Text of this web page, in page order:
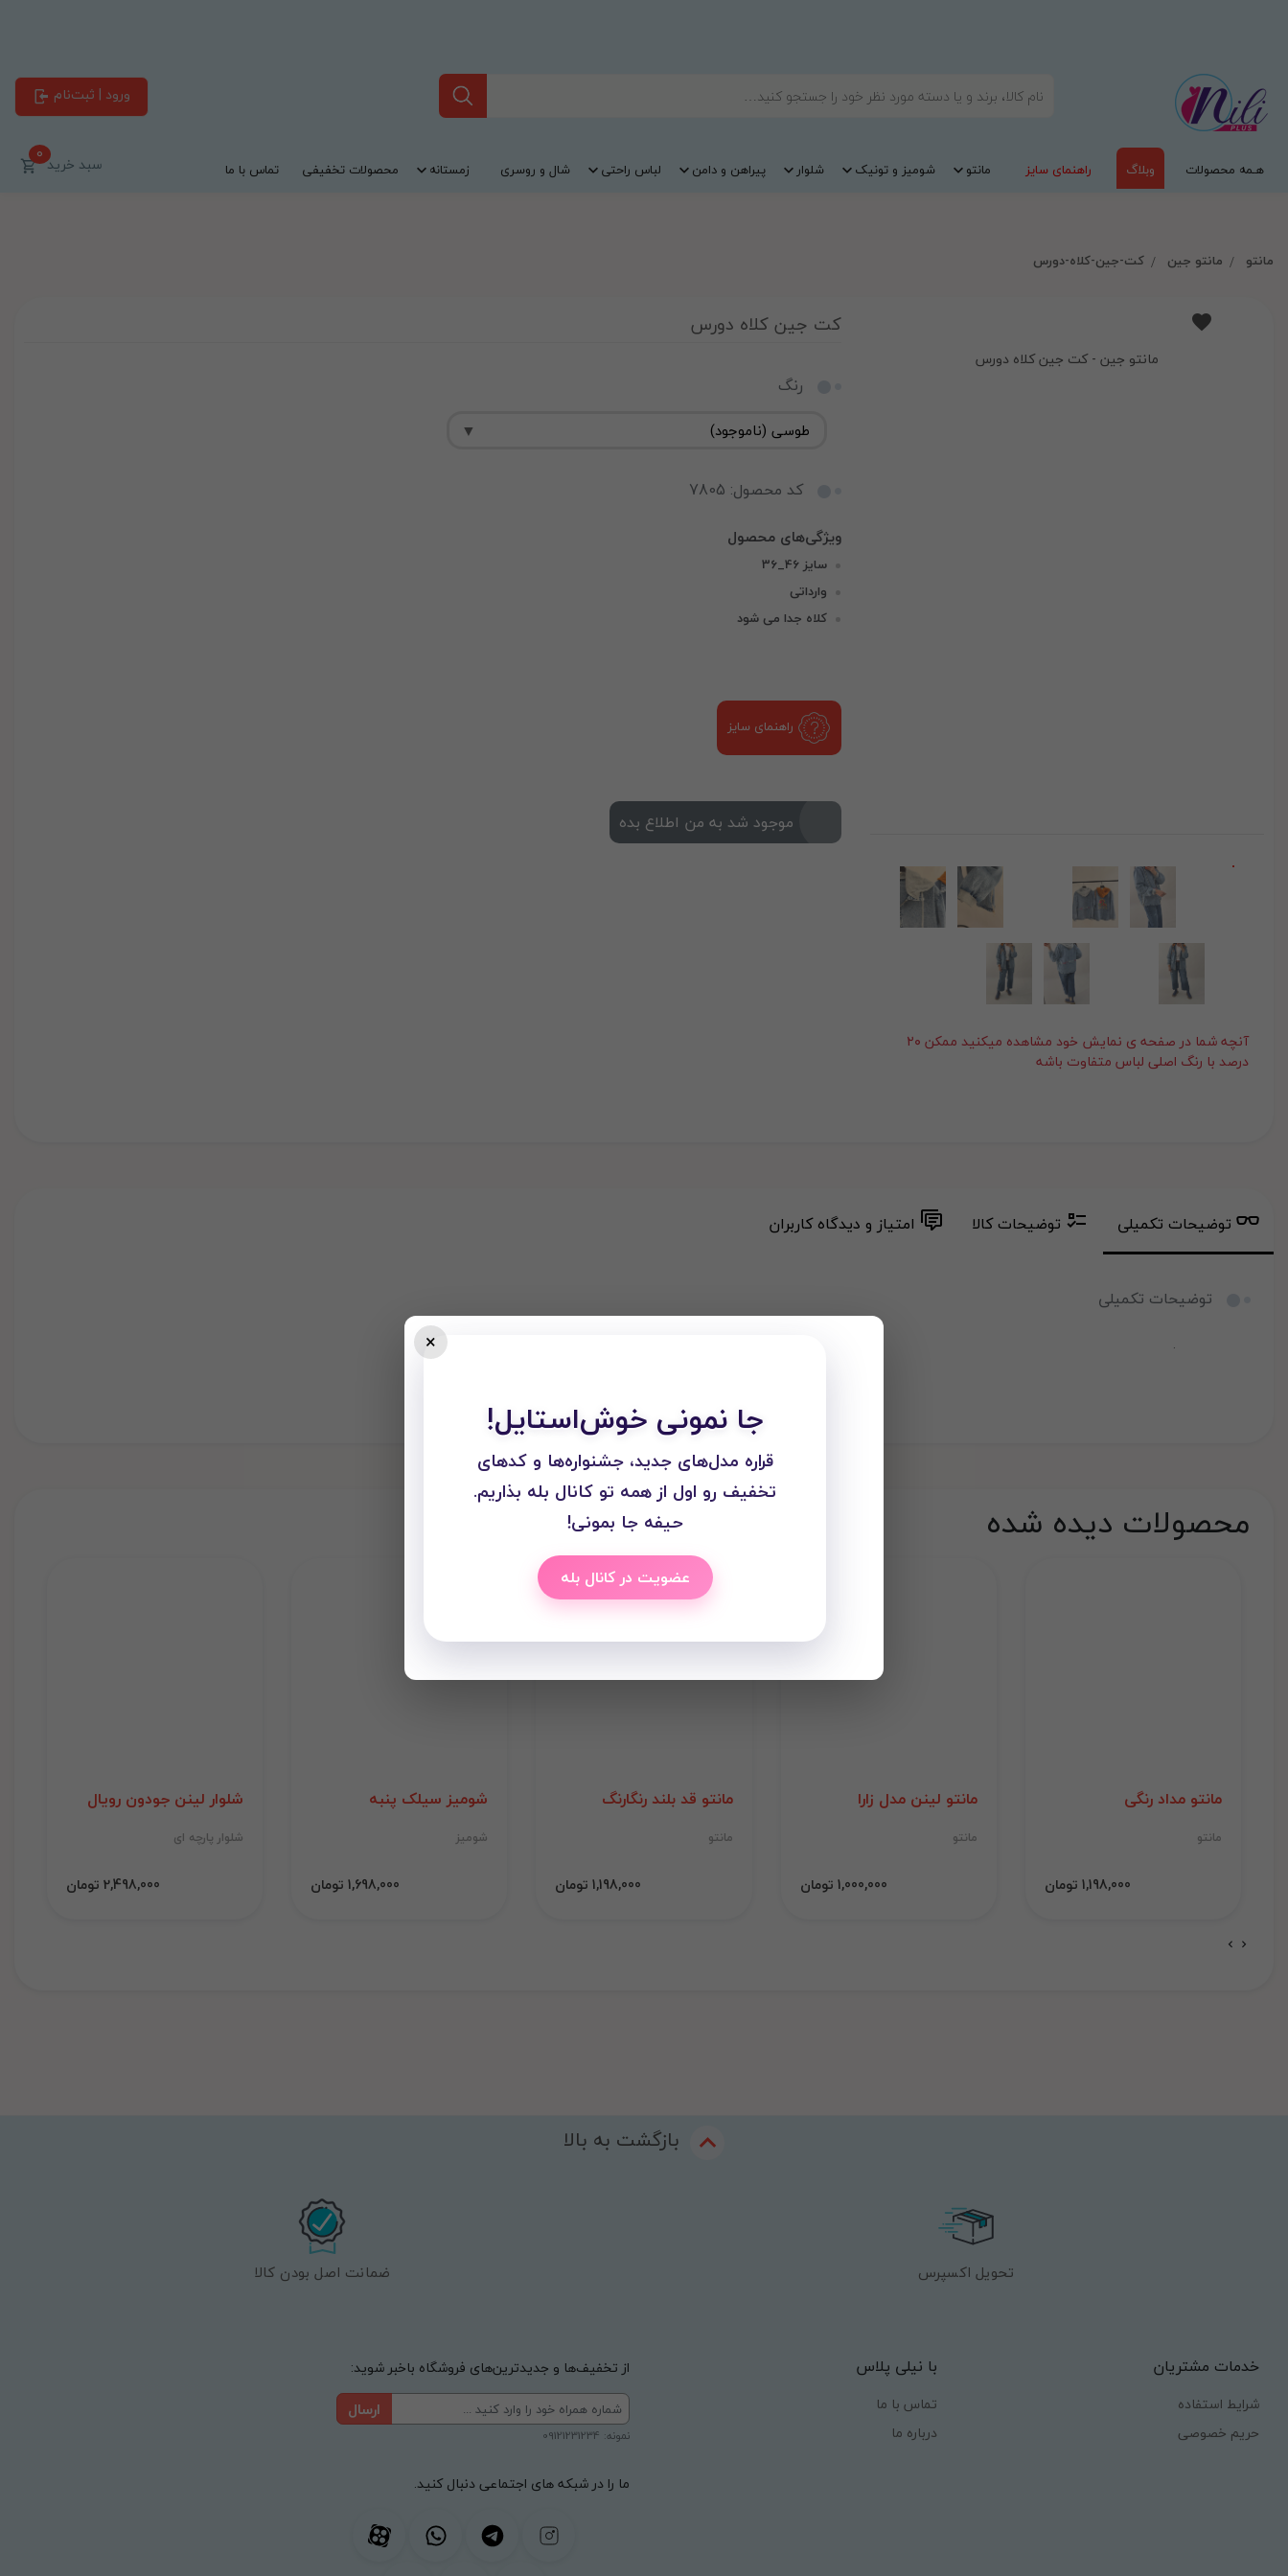
ورود | ثبت‌نام
هـمه محصولات وبلاگ راهنمای سایز مانتو شومیز و تونیک شلوار پیراهن و دامن لباس راحتی شال و روسری زمستانه محصولات تخفیفی تماس با ما سبد خرید0
مانتو مانتو جین کت-جین-کلاه-دورس
مانتو جین - کت جین کلاه دورس
آنچه شما در صفحه ی نمایش خود مشاهده میکنید ممکن ۲۰
درصد با رنگ اصلی لباس متفاوت باشه
کت جین کلاه دورس
رنگ
کد محصول: 7805
سایز 46_36
وارداتی
کلاه جدا می شود
راهنمای سایز
موجود شد به من اطلاع بده
توضیحات تکمیلی توضیحات کالا امتیاز و دیدگاه کاربران
توضیحات تکمیلی
.
محصولات دیده شده
مانتو مداد رنگی
مانتو
1,198,000 تومان
مانتو لینن مدل زارا
مانتو
1,000,000 تومان
مانتو قد بلند رنگارنگ
مانتو
1,198,000 تومان
شومیز سیلک پنبه
شومیز
1,698,000 تومان
شلوار لینن جودون رویال
شلوار پارچه ای
2,498,000 تومان
بازگشت به بالا
تحویل اکسپرس ضمانت اصل بودن کالا
خدمات مشتریان
شرایط استفاده
حریم خصوصی
با نیلی پلاس
تماس با ما
درباره ما
از تخفیف‌ها و جدیدترین‌های فروشگاه باخبر شوید:
ارسال
نمونه: 09121231234
ما را در شبکه های اجتماعی دنبال کنید.
×
جا نمونی خوش‌استایل!
قراره مدل‌های جدید، جشنواره‌ها و کدهای
تخفیف رو اول از همه تو کانال بله بذاریم.
حیفه جا بمونی!
عضویت در کانال بله